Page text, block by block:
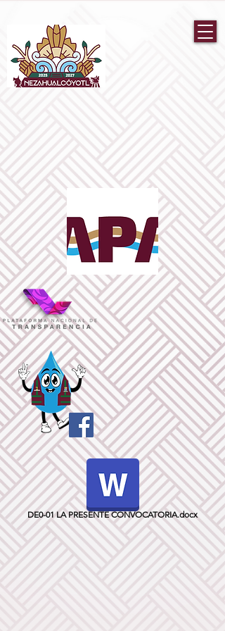
DE0-01 LA PRESENTE CONVOCATORIA.docx